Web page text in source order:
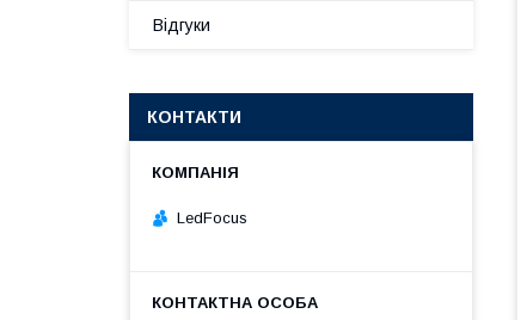
Відгуки
КОНТАКТИ
LedFocus